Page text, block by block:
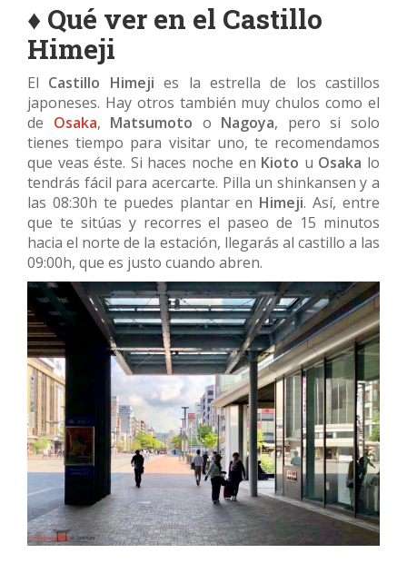
♦ Qué ver en el Castillo
Himeji
El Castillo Himeji es la estrella de los castillos
japoneses. Hay otros también muy chulos como el
de Osaka, Matsumoto o Nagoya, pero si solo
tienes tiempo para visitar uno, te recomendamos
que veas éste. Si haces noche en Kioto u Osaka lo
tendrás fácil para acercarte. Pilla un shinkansen y a
las 08:30h te puedes plantar en Himeji. Así, entre
que te sitúas y recorres el paseo de 15 minutos
hacia el norte de la estación, llegarás al castillo a las
09:00h, que es justo cuando abren.